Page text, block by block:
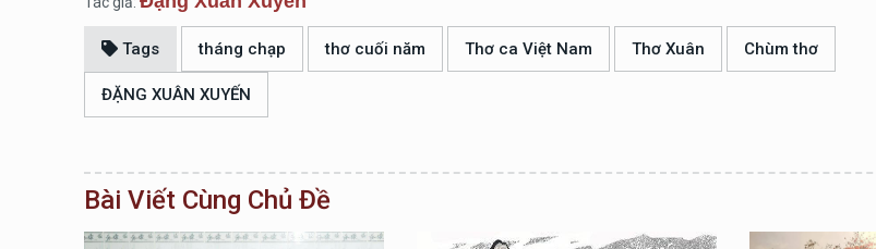
Tags tháng chạp thơ cuối năm Thơ ca Việt Nam Thơ Xuân Chùm thơ
ĐẶNG XUÂN XUYẾN
Bài Viết Cùng Chủ Đề